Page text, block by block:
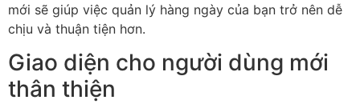
mới sẽ giúp việc quản lý hàng ngày của bạn trở nên dễ
chịu và thuận tiện hơn.
Giao diện cho người dùng mới
thân thiện